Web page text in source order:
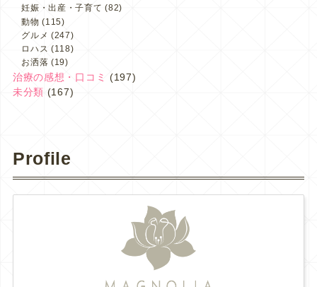
妊娠・出産・子育て (82)
動物 (115)
グルメ (247)
ロハス (118)
お洒落 (19)
治療の感想・口コミ
(197)
未分類 (167)
Profile